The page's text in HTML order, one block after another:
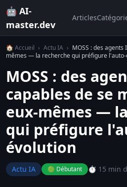
🤖 AI-
master.dev
Articles
🏠 Accueil › Actu IA › MOSS : des
mêmes — la recherche qui préfigure
MOSS : des
capables de se
eux-mêmes —
qui préfigure
évolution
Actu IA 🟢 Débutant ⏱️ 15 min